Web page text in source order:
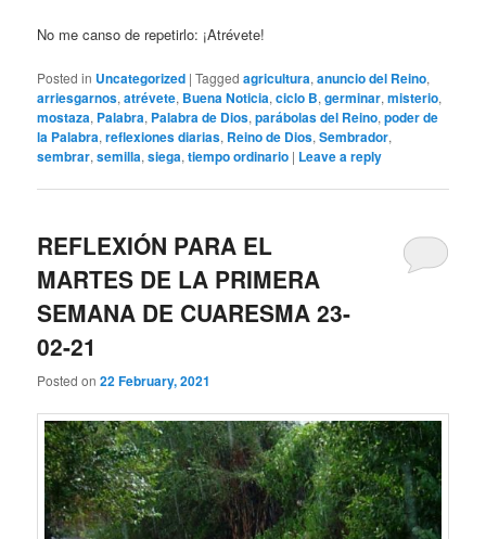
No me canso de repetirlo: ¡Atrévete!
Posted in Uncategorized |Tagged agricultura,anuncio del Reino,
arriesgarnos,atrévete, Buena Noticia,ciclo B,germinar,misterio,
mostaza, Palabra, Palabra de Dios,parábolas del Reino,poder de
la Palabra,reflexiones diarias, Reino de Dios,Sembrador,
sembrar,semilla,siega,tiempo ordinario | Leave a reply
REFLEXIÓN PARA EL
MARTES DE LA PRIMERA
SEMANA DE CUARESMA 23-
02-21
Posted on22 February, 2021